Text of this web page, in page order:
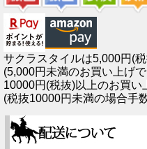
サクラスタイルは5,000円(
(5,000円未満のお買い上げ
10000円(税抜)以上のお買い
(税抜10000円未満の場合手